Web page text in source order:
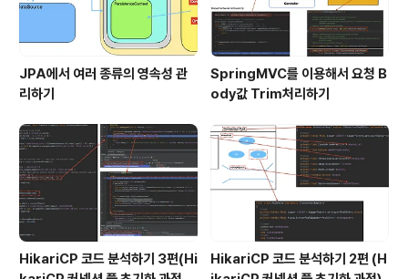
JPA에서 여러 종류의 영속성 관
리하기
SpringMVC를 이용해서 요청 B
ody값 Trim처리하기
HikariCP 코드 분석하기 3편(Hi
HikariCP 코드 분석하기 2편 (H